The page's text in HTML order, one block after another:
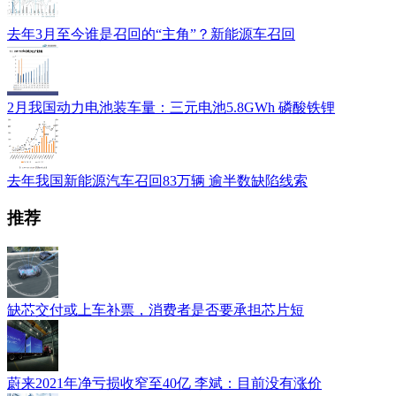
去年3月至今谁是召回的“主角”？新能源车召回
2月我国动力电池装车量：三元电池5.8GWh 磷酸铁锂
去年我国新能源汽车召回83万辆 逾半数缺陷线索
推荐
缺芯交付或上车补票，消费者是否要承担芯片短
蔚来2021年净亏损收窄至40亿 李斌：目前没有涨价